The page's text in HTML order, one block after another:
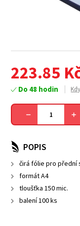
223.85
Do 48 hodin
POPIS
čirá fólie pro přední
formát A4
tloušťka 150 mic.
balení 100 ks